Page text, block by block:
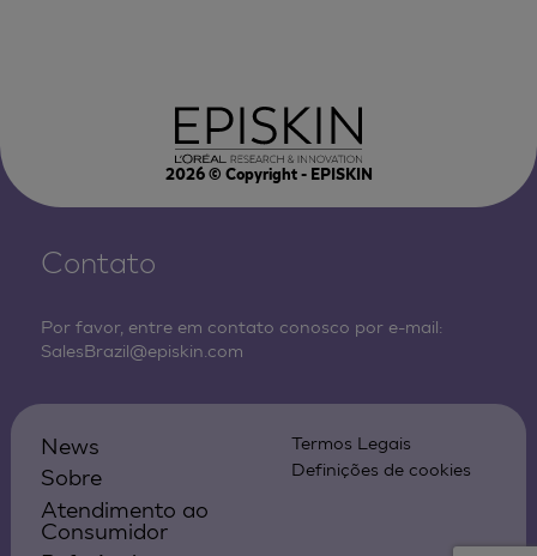
2026© Copyright - EPISKIN
Contato
Por favor, entre em contato conosco por e-mail:
SalesBrazil@episkin.com
News
Sobre
Atendimento ao
Consumidor
Termos Legais
Definições de cookies